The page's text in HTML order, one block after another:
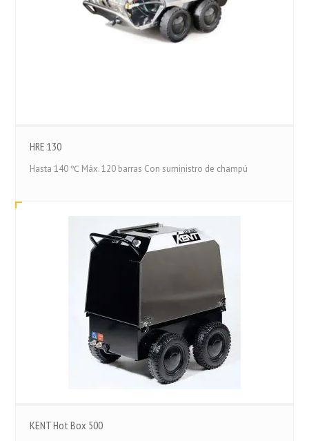
HRE 130
Hasta 140 ℃ Máx. 120 barras Con suministro de champú
KENT Hot Box 500